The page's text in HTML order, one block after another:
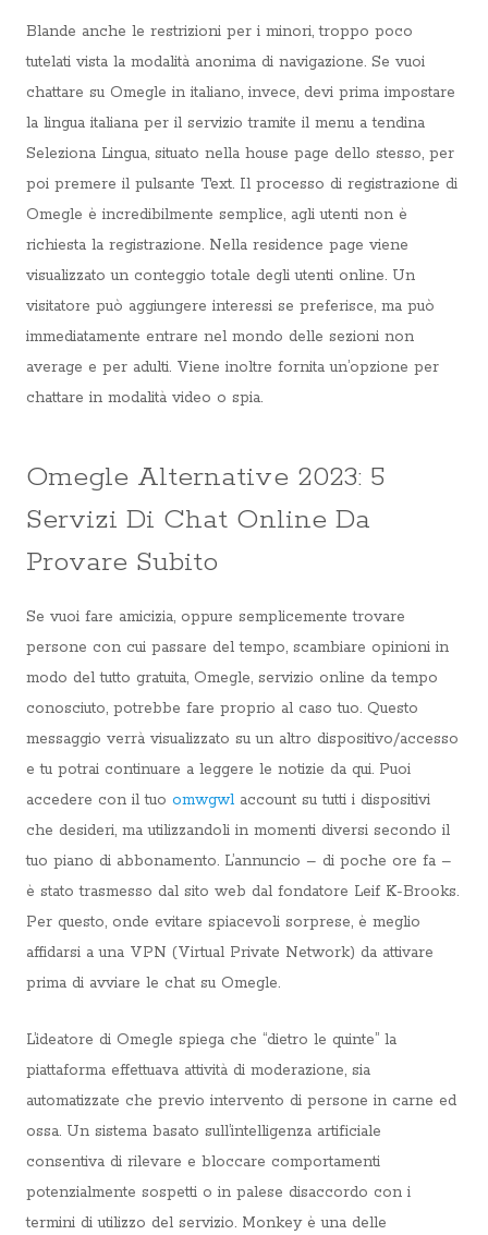
Blande anche le restrizioni per i minori, troppo poco
tutelati vista la modalità anonima di navigazione. Se vuoi
chattare su Omegle in italiano, invece, devi prima impostare
la lingua italiana per il servizio tramite il menu a tendina
Seleziona Lingua, situato nella house page dello stesso, per
poi premere il pulsante Text. Il processo di registrazione di
Omegle è incredibilmente semplice, agli utenti non è
richiesta la registrazione. Nella residence page viene
visualizzato un conteggio totale degli utenti online. Un
visitatore può aggiungere interessi se preferisce, ma può
immediatamente entrare nel mondo delle sezioni non
average e per adulti. Viene inoltre fornita un’opzione per
chattare in modalità video o spia.
Omegle Alternative 2023: 5
Servizi Di Chat Online Da
Provare Subito
Se vuoi fare amicizia, oppure semplicemente trovare
persone con cui passare del tempo, scambiare opinioni in
modo del tutto gratuita, Omegle, servizio online da tempo
conosciuto, potrebbe fare proprio al caso tuo. Questo
messaggio verrà visualizzato su un altro dispositivo/accesso
e tu potrai continuare a leggere le notizie da qui. Puoi
accedere con il tuo omwgwl account su tutti i dispositivi
che desideri, ma utilizzandoli in momenti diversi secondo il
tuo piano di abbonamento. L’annuncio – di poche ore fa –
è stato trasmesso dal sito web dal fondatore Leif K-Brooks.
Per questo, onde evitare spiacevoli sorprese, è meglio
affidarsi a una VPN (Virtual Private Network) da attivare
prima di avviare le chat su Omegle.
L’ideatore di Omegle spiega che “dietro le quinte” la
piattaforma effettuava attività di moderazione, sia
automatizzate che previo intervento di persone in carne ed
ossa. Un sistema basato sull’intelligenza artificiale
consentiva di rilevare e bloccare comportamenti
potenzialmente sospetti o in palese disaccordo con i
termini di utilizzo del servizio. Monkey è una delle